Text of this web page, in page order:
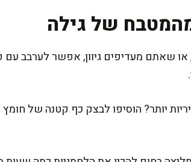
של גילה
שאתם מעדיפים גיוון, אפשר לערבב עם
יותר? הוסיפו לבצק כף קטנה של